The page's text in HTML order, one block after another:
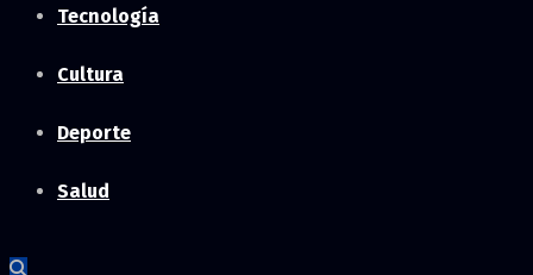
Tecnología
Cultura
Deporte
Salud